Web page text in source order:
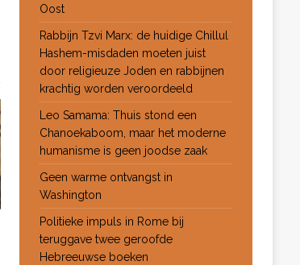
Oost
Rabbijn Tzvi Marx: de huidige Chillul
Hashem-misdaden moeten juist
door religieuze Joden en rabbijnen
krachtig worden veroordeeld
Leo Samama: Thuis stond een
Chanoekaboom, maar het moderne
humanisme is geen joodse zaak
Geen warme ontvangst in
Washington
Politieke impuls in Rome bij
teruggave twee geroofde
Hebreeuwse boeken